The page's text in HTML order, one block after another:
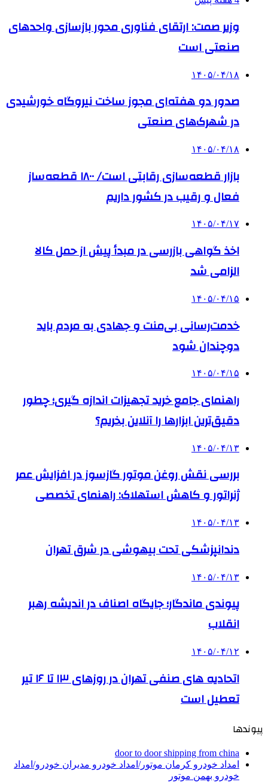
وزیر صمت: ارتقای فناوری محور بازسازی واحدهای
صنعتی است
۱۴۰۵/۰۴/۱۸
صدور دو هفته‌ای مجوز ساخت نیروگاه خورشیدی
در شهرک‌های صنعتی
۱۴۰۵/۰۴/۱۸
بازار قطعه‌سازی رقابتی است/ ۱۸۰۰ قطعه‌ساز
فعال و رقیب در کشور داریم
۱۴۰۵/۰۴/۱۷
اخذ گواهی بازرسی در مبدأ پیش از حمل کالا
الزامی شد
۱۴۰۵/۰۴/۱۵
خدمت‌رسانی بی‌منت و جهادی به مردم باید
دوچندان شود
۱۴۰۵/۰۴/۱۵
راهنمای جامع خرید تجهیزات اندازه گیری؛ چطور
دقیق‌ترین ابزارها را آنلاین بخریم؟
۱۴۰۵/۰۴/۱۳
بررسی نقش روغن موتور گازسوز در افزایش عمر
ژنراتور و کاهش استهلاک: راهنمای تخصصی
۱۴۰۵/۰۴/۱۳
دندانپزشکی تحت بیهوشی در شرق تهران
۱۴۰۵/۰۴/۱۳
پیوندی ماندگار؛ جایگاه اصناف در اندیشه رهبر
انقلاب
۱۴۰۵/۰۴/۱۲
اتحادیه های صنفی تهران در روزهای ۱۳ تا ۱۶ تیر
تعطیل است
پیوندها
door to door shipping from china
امداد خودرو کرمان موتور/امداد خودرو مدیران خودرو/امداد
خودرو بهمن موتور